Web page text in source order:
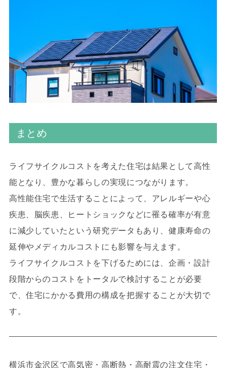
まとめ
ライフサイクルコストを考えた住宅は結果として高性
能となり、豊かな暮らしの実現につながります。
高性能住宅で生活することによって、アレルギーや心
疾患、脳疾患、ヒートショックなどに罹る確率が有意
に減少していたという研究データもあり、健康寿命の
延伸やメディカルコストにも影響を与えます。
ライフサイクルコストを下げるためには、企画・設計
段階からのコストをトータルで検討することが必要
で、住宅にかかる費用の構成を把握することが大切で
す。
横浜市金沢区で高気密・高断熱・高耐震の注文住宅・